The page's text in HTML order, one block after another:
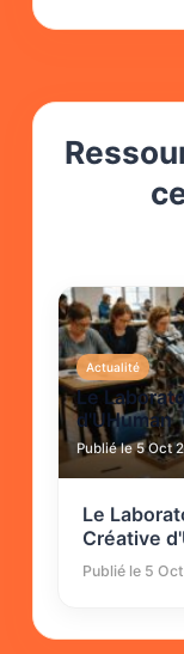
Actualité
Le
d'UHuman
Publié le 5 Oct
Le
Créative
Publié le 5